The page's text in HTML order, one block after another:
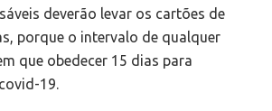
deverão levar os cartões de
porque o intervalo de qualquer
que obedecer 15 dias para
19.